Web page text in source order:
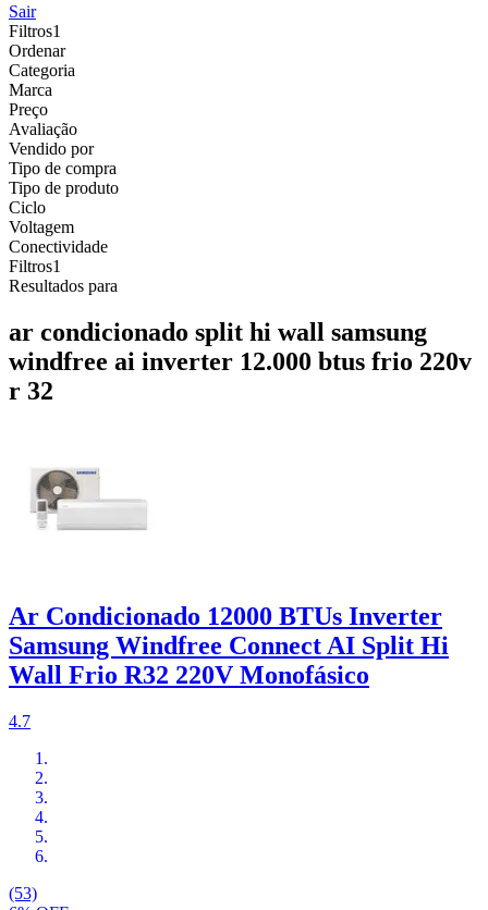
Sair
Filtros1
Ordenar
Categoria
Marca
Preço
Avaliação
Vendido por
Tipo de compra
Tipo de produto
Ciclo
Voltagem
Conectividade
Filtros1
Resultados para
ar condicionado split hi wall samsung
windfree ai inverter 12.000 btus frio 220v
r 32
Ar Condicionado 12000 BTUs Inverter
Samsung Windfree Connect AI Split Hi
Wall Frio R32 220V Monofásico
4.7
(53)